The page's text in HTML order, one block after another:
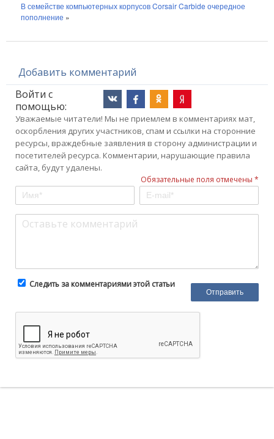
В семействе компьютерных корпусов Corsair Carbide очередное
пополнение »
Добавить комментарий
Войти с
помощью:
Уважаемые читатели! Мы не приемлем в комментариях мат,
оскорбления других участников, спам и ссылки на сторонние
ресурсы, враждебные заявления в сторону администрации и
посетителей ресурса. Комментарии, нарушающие правила
сайта, будут удалены.
Обязательные поля отмечены *
Следить за комментариями этой статьи